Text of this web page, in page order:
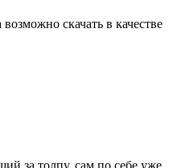
скачать в качестве
за толпу, сам по себе уже